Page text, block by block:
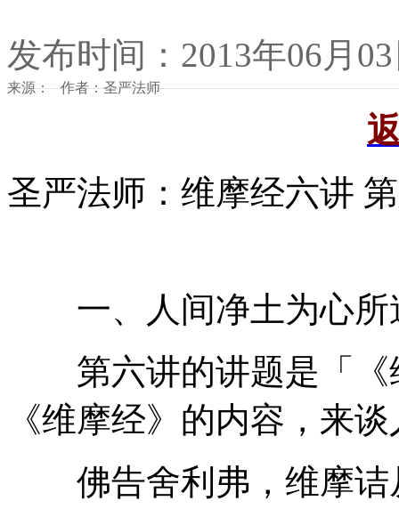
发布时间：2013年06月
来源： 作者：圣严法师
圣严法师：维摩经六讲
一、人间净土为心所
第六讲的讲题是「《
《维摩经》的内容，来
佛告舍利弗，维摩诘